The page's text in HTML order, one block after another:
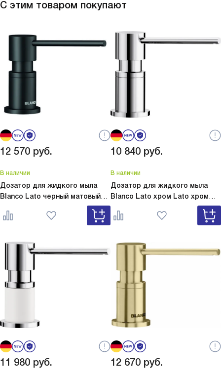
ополаскивать посуду! Еще запомнился вечер,
это экономило время и место. Общие
впечатления очень положительные,
рекомендую тем, кто любит практичные и
стильные решения. Очень приятно готовить
ошиблась
С этим товаром покупают
12 570 руб.
В наличии
Дозатор для жидкого мыла
Blanco Lato черный матовый
Lato черный матовый 525789
10 840 руб.
В наличии
Дозатор для жидкого мыла
Blanco Lato хром Lato хром
11 980 руб. 12 670 руб.